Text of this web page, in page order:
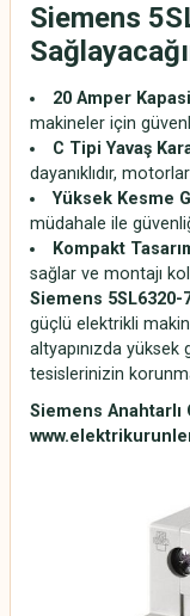
Siemens
20 Amper
makineler için
C Tipi Yavaş
dayanıklıdır,
Yüksek Kesme
müdahale ile
Kompakt
sağlar ve montajı
Siemens 5SL6320-
güçlü elektrikli
altyapınızda yüksek
tesislerinizin
Siemens
www